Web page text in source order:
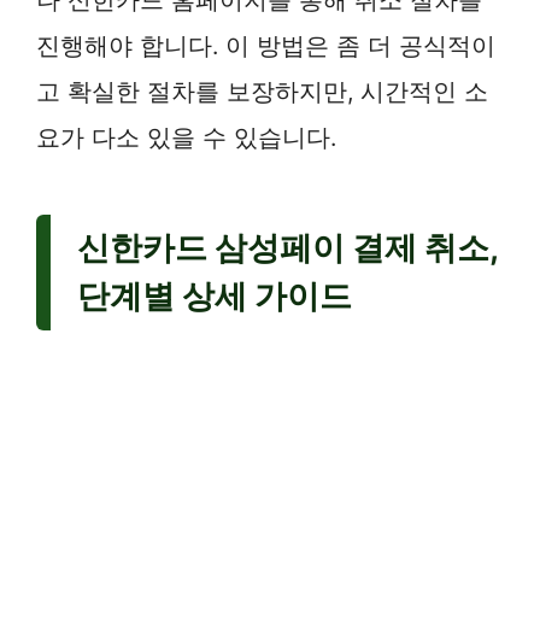
진행해야 합니다. 이 방법은 좀 더 공식적이
고 확실한 절차를 보장하지만, 시간적인 소
요가 다소 있을 수 있습니다.
신한카드 삼성페이 결제 취소,
단계별 상세 가이드